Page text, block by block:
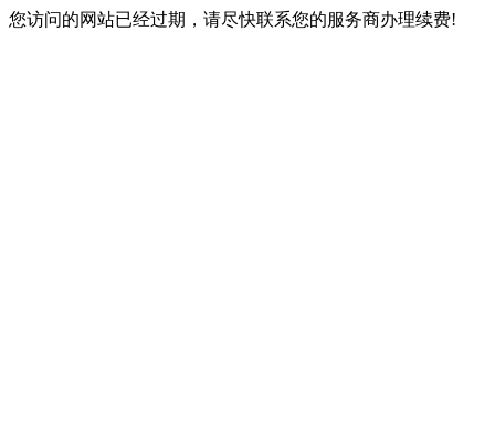
您访问的网站已经过期，请尽快联系您的服务商办理续费!